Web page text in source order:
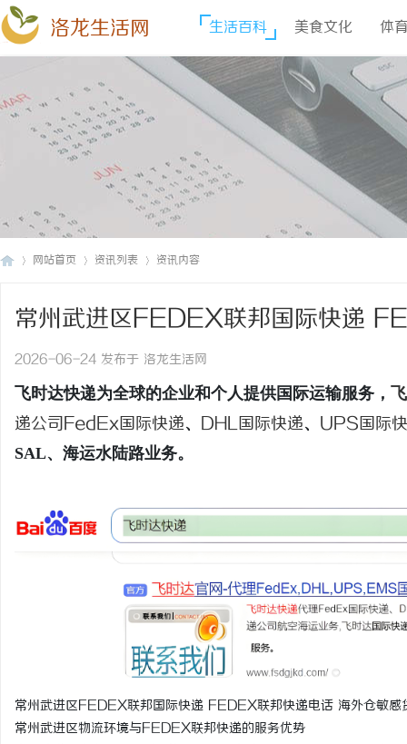
洛龙生活网 生活百科 美食文化 体
网站首页 资讯列表 资讯内容
常州武进区FEDEX联邦国际快递
双清
2026-06-24 发布于 洛龙生活网
飞时达快递为全球的企业和个人提供国际运输服务，
递公司FedEx国际快递、 DHL国际快递、 UPS国际
SAL、海运水陆路业务。
常州武进区FEDEX联邦国际快递 FEDEX联邦快递电话 海外仓敏感
常州武进区物流环境与FEDEX联邦快递的服务优势